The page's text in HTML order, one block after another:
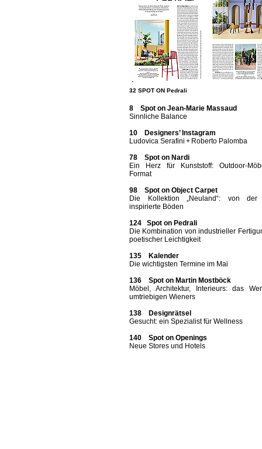
32 SPOT ON Pedrali
8 Spot on Jean-Marie Massaud
Sinnliche Balance
10 Designers’ Instagram
Ludovica Serafini + Roberto Palomba
78 Spot on Nardi
Ein Herz für Kunststoff: Outdoor-
Format
98 Spot on Object Carpet
Die Kollektion „Neuland“: von der
inspirierte Böden
124 Spot on Pedrali
Die Kombination von industrieller
poetischer Leichtigkeit
135 Kalender
Die wichtigsten Termine im Mai
136 Spot on Martin Mostböck
Möbel, Architektur, Interieurs: das
umtriebigen Wieners
138 Designrätsel
Gesucht: ein Spezialist für Wellness
140 Spot on Openings
Neue Stores und Hotels